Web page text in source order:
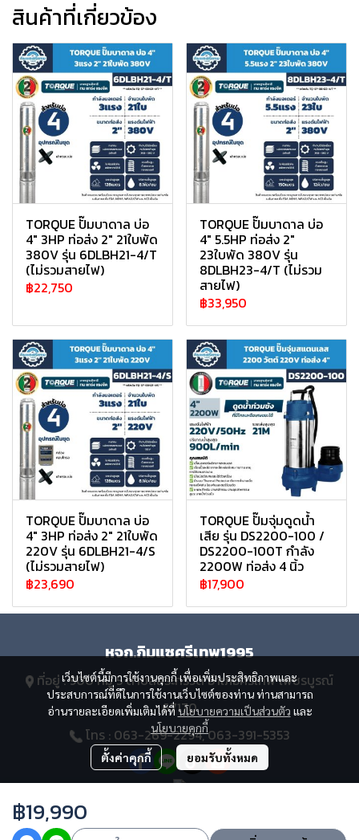
สินค้าที่เกี่ยวข้อง
TORQUE ปั๊มบาดาล บ่อ
4" 3HP ท่อส่ง 2" 21ใบพัด
380V รุ่น 6DLBH21-4/T
(ไม่รวมสายไฟ)
฿22,750
TORQUE ปั๊มบาดาล บ่อ
4" 5.5HP ท่อส่ง 2"
23ใบพัด 380V รุ่น
8DLBH23-4/T (ไม่รวม
สายไฟ)
฿33,950
TORQUE ปั๊มบาดาล บ่อ
4" 3HP ท่อส่ง 2" 21ใบพัด
220V รุ่น 6DLBH21-4/S
(ไม่รวมสายไฟ)
฿23,690
TORQUE ปั๊มจุ่มดูดน้ำ
เสีย รุ่น DS2200-100 /
DS2200-100T กำลัง
2200W ท่อส่ง 4 นิ้ว
฿17,900
฿19,990
เว็บไซต์นี้มีการใช้งานคุกกี้ เพื่อเพิ่มประสิทธิภาพและ
ประสบการณ์ที่ดีในการใช้งานเว็บไซต์ของท่าน ท่านสามารถ
อ่านรายละเอียดเพิ่มเติมได้ที่ นโยบายความเป็นส่วนตัว และ
นโยบายคุกกี้
ตั้งค่าคุกกี้ ยอมรับทั้งหมด
หจก.กิมแซศรีเทพ1995
ที่อยู่ : 900 หมู่ 5 ตำบลสระกรวด อำเภอศรีเทพ เพชรบูรณ์
67170
โทร : 063-269-2294, 063-391-5353
Copyright 2023 | All Rights Reserved | Powered by MWE